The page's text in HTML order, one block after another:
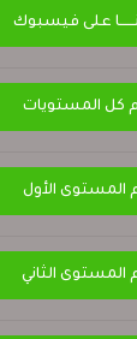
على فيسبوك
كل المستويات
المستوى الأول
المستوى الثاني